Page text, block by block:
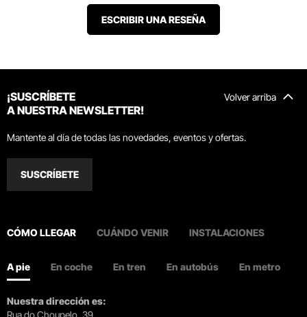
ESCRIBIR UNA RESEÑA
Volver arriba
¡SUSCRÍBETE
A NUESTRA NEWSLETTER!
Mantente al día de todas las novedades, eventos y ofertas.
SUSCRÍBETE
CÓMO LLEGAR CUÁNDO VENIR INSTALACIONES
A pie En coche En tren En autobús En metro
Nuestra dirección es:
Rua do Choupelo, 39